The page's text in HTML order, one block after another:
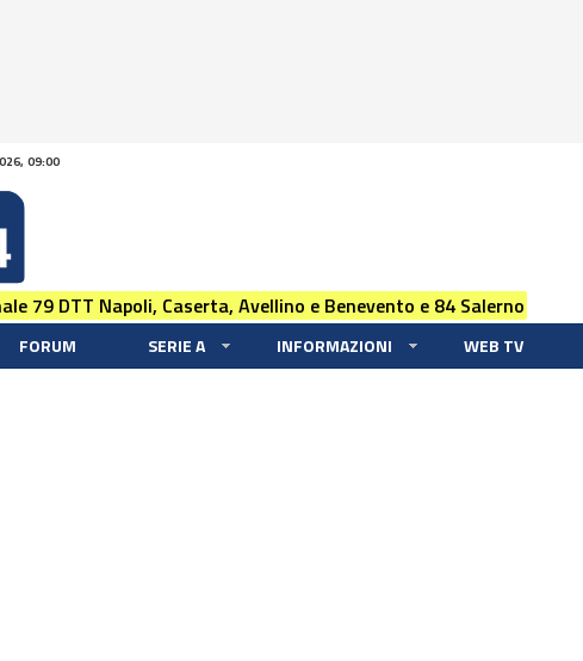
09:00
79 DTT Napoli, Caserta, Avellino e Benevento e 84 Salerno
FORUM SERIE A INFORMAZIONI WEB TV